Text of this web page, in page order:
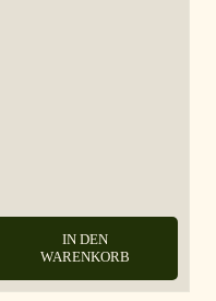
IN DEN
WARENKORB